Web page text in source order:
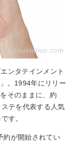
By: playstation.com
ンタテインメント
。1994年にリリー
そのままに、約
テを代表する人気
す。
約が開始されてい